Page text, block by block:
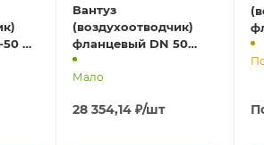
Ду
Вантуз
(воздухоотводчик)
фланцевый DN 50
"DENDOR"
однокамерный тип
Мало
28 354,14 ₽/шт